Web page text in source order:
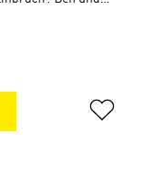
führt bis ins
Bodo